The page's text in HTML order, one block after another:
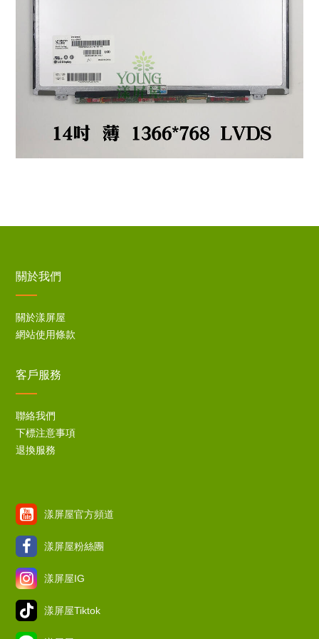
關於我們
關於漾屏屋
網站使用條款
客戶服務
聯絡我們
下標注意事項
退換服務
漾屏屋官方頻道
漾屏屋粉絲團
漾屏屋IG
漾屏屋Tiktok